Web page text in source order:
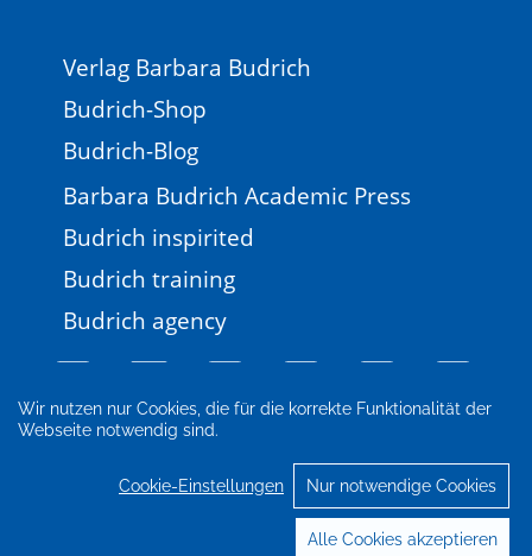
Wir nutzen nur Cookies, die für die korrekte Funktionalität der
Webseite notwendig sind.
Cookie-Einstellungen Nur notwendige Cookies
Alle Cookies akzeptieren
Verlag Barbara Budrich
Budrich-Shop
Budrich-Blog
Barbara Budrich Academic Press
Budrich inspirited
Budrich training
Budrich agency
Impressum
Datenschutz
Cookie-Einstellungen
© 2026 Verlag Barbara Budrich